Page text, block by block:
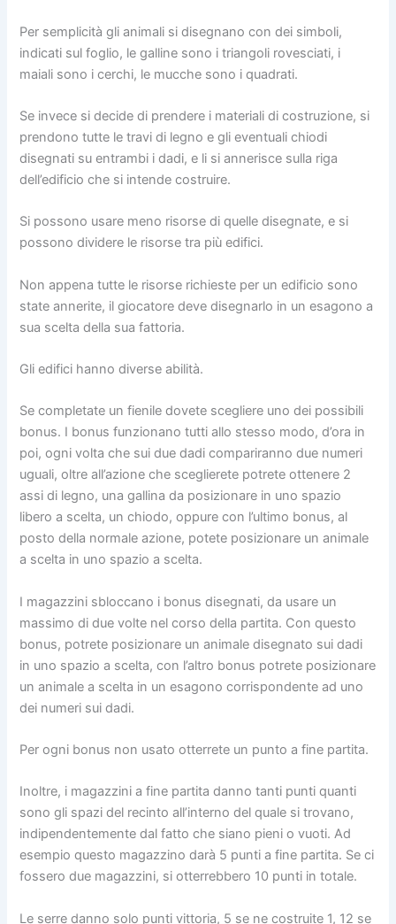
Per semplicità gli animali si disegnano con dei simboli,
indicati sul foglio, le galline sono i triangoli rovesciati, i
maiali sono i cerchi, le mucche sono i quadrati.
Se invece si decide di prendere i materiali di costruzione, si
prendono tutte le travi di legno e gli eventuali chiodi
disegnati su entrambi i dadi, e li si annerisce sulla riga
dell’edificio che si intende costruire.
Si possono usare meno risorse di quelle disegnate, e si
possono dividere le risorse tra più edifici.
Non appena tutte le risorse richieste per un edificio sono
state annerite, il giocatore deve disegnarlo in un esagono a
sua scelta della sua fattoria.
Gli edifici hanno diverse abilità.
Se completate un fienile dovete scegliere uno dei possibili
bonus. I bonus funzionano tutti allo stesso modo, d’ora in
poi, ogni volta che sui due dadi compariranno due numeri
uguali, oltre all’azione che sceglierete potrete ottenere 2
assi di legno, una gallina da posizionare in uno spazio
libero a scelta, un chiodo, oppure con l’ultimo bonus, al
posto della normale azione, potete posizionare un animale
a scelta in uno spazio a scelta.
I magazzini sbloccano i bonus disegnati, da usare un
massimo di due volte nel corso della partita. Con questo
bonus, potrete posizionare un animale disegnato sui dadi
in uno spazio a scelta, con l’altro bonus potrete posizionare
un animale a scelta in un esagono corrispondente ad uno
dei numeri sui dadi.
Per ogni bonus non usato otterrete un punto a fine partita.
Inoltre, i magazzini a fine partita danno tanti punti quanti
sono gli spazi del recinto all’interno del quale si trovano,
indipendentemente dal fatto che siano pieni o vuoti. Ad
esempio questo magazzino darà 5 punti a fine partita. Se ci
fossero due magazzini, si otterrebbero 10 punti in totale.
Le serre danno solo punti vittoria, 5 se ne costruite 1, 12 se